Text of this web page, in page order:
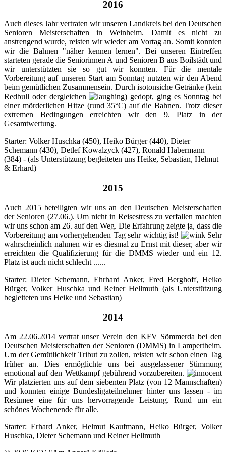
2016
Auch dieses Jahr vertraten wir unseren Landkreis bei den Deutschen
Senioren Meisterschaften in Weinheim. Damit es nicht zu
anstrengend wurde, reisten wir wieder am Vortag an. Somit konnten
wir die Bahnen "näher kennen lernen". Bei unseren Eintreffen
starteten gerade die Seniorinnen A und Senioren B aus Boilstädt und
wir unterstützten sie so gut wir konnten. Für die mentale
Vorbereitung auf unseren Start am Sonntag nutzten wir den Abend
beim gemütlichen Zusammensein. Durch isotonsiche Getränke (kein
Redbull oder dergleichen
) gedopt, ging es Sonntag bei
einer mörderlichen Hitze (rund 35°C) auf die Bahnen. Trotz dieser
extremen Bedingungen erreichten wir den 9. Platz in der
Gesamtwertung.
Starter: Volker Huschka (450), Heiko Bürger (440), Dieter
Schemann (430), Detlef Kowalzyck (427), Ronald Habermann
(384) - (als Unterstützung begleiteten uns Heike, Sebastian, Helmut
& Erhard)
2015
Auch 2015 beteiligten wir uns an den Deutschen Meisterschaften
der Senioren (27.06.). Um nicht in Reisestress zu verfallen machten
wir uns schon am 26. auf den Weg. Die Erfahrung zeigte ja, dass die
Vorbereitung am vorhergehenden Tag sehr wichtig ist!
Sehr
wahrscheinlich nahmen wir es diesmal zu Ernst mit dieser, aber wir
erreichten die Qualifizierung für die DMMS wieder und ein 12.
Platz ist auch nicht schlecht ......
Starter: Dieter Schemann, Ehrhard Anker, Fred Berghoff, Heiko
Bürger, Volker Huschka und Reiner Hellmuth (als Unterstützung
begleiteten uns Heike und Sebastian)
2014
Am 22.06.2014 vertrat unser Verein den KFV Sömmerda bei den
Deutschen Meisterschaften der Senioren (DMMS) in Lampertheim.
Um der Gemütlichkeit Tribut zu zollen, reisten wir schon einen Tag
früher an. Dies ermöglichte uns bei ausgelassener Stimmung
emotional auf den Wettkampf gebührend vorzubereiten.
Wir platzierten uns auf dem siebenten Platz (von 12 Mannschaften)
und konnten einige Bundesligateilnehmer hinter uns lassen - im
Resümee eine für uns hervorragende Leistung. Rund um ein
schönes Wochenende für alle.
Starter: Erhard Anker, Helmut Kaufmann, Heiko Bürger, Volker
Huschka, Dieter Schemann und Reiner Hellmuth